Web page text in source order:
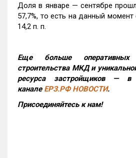
Доля в январе — сентябре
57,7%, то есть на данный
14,2 п. п.
Еще больше оперативных
строительства МКД и
ресурса застройщиков — в
канале ЕРЗ.РФ НОВОСТИ.
Присоединяйтесь к нам!